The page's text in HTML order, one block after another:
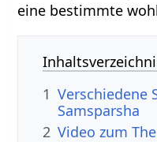
eine bestimmte
1 Verschiedene
Samsparsha
2 Video zum